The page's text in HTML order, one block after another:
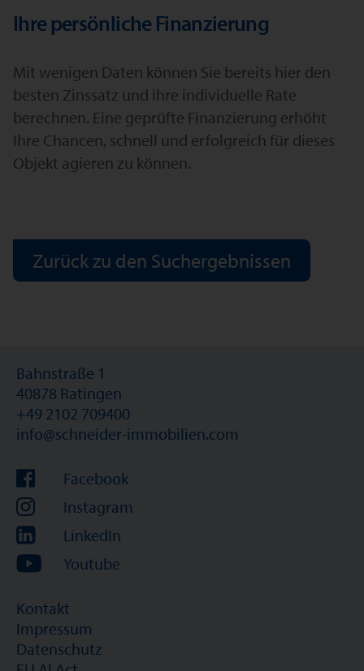
Ihre persönliche Finanzierung
Mit wenigen Daten können Sie bereits hier den
besten Zinssatz und ihre individuelle Rate
berechnen. Eine geprüfte Finanzierung erhöht
Ihre Chancen, schnell und erfolgreich für dieses
Objekt agieren zu können.
Zurück zu den Suchergebnissen
Bahnstraße 1
40878 Ratingen
+49 2102 709400
info@schneider-immobilien.com
Facebook
Instagram
LinkedIn
Youtube
Kontakt
Impressum
Datenschutz